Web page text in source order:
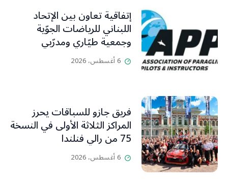
إتفاقية تعاون بين الإتحاد
اللبناني للرياضات الجوّية
وجمعية طيّاري ومدرّبي
الطيران الشراعي
6 أغسطس، 2026
فريق جازو للسباقات يحرز
المراكز الثلاثة الأولى في النسخة
75 من رالي فنلندا
6 أغسطس، 2026